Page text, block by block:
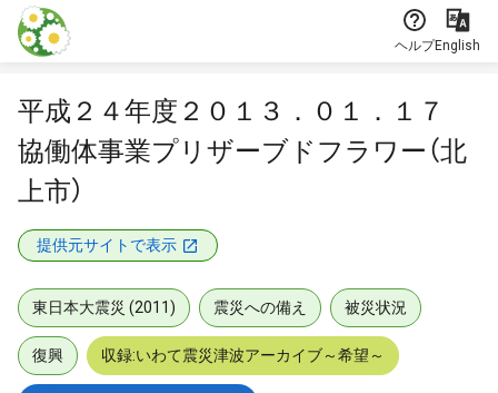
本文に飛ぶ
ヘルプEnglish
平成２４年度２０１３．０１．１７
協働体事業プリザーブドフラワー（北
上市）
提供元サイトで表示
東日本大震災 (2011) 震災への備え 被災状況
復興 収録:いわて震災津波アーカイブ～希望～